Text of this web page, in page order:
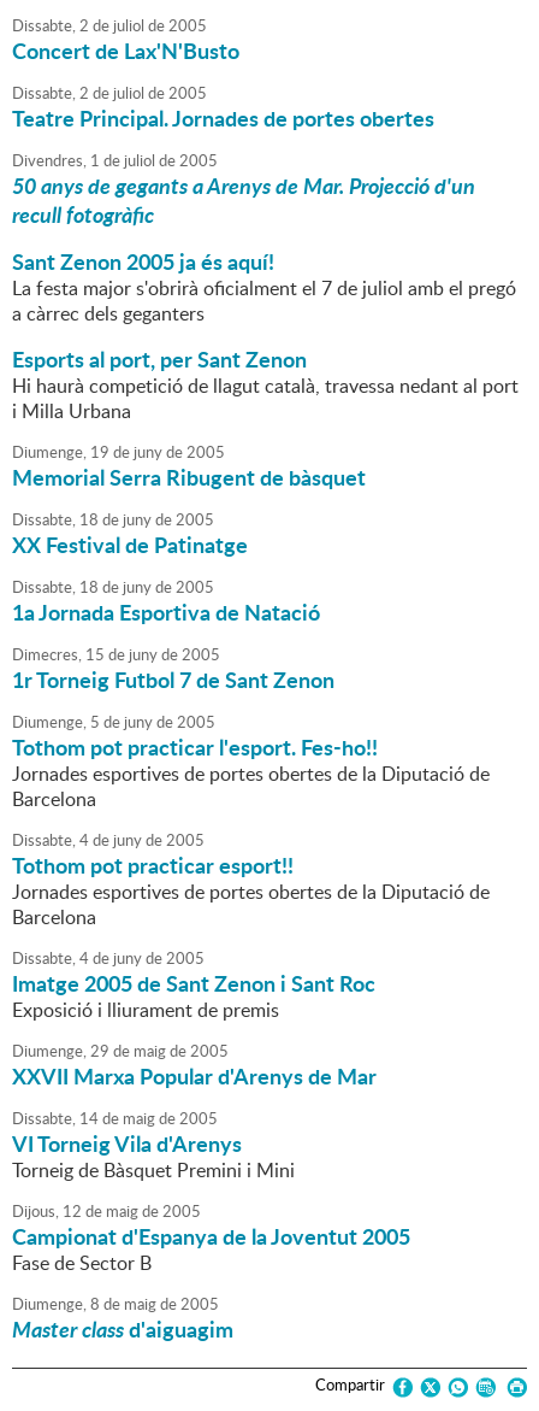
Dissabte,2 de juliol de2005
Concert de Lax'N'Busto
Dissabte,2 de juliol de2005
Teatre Principal. Jornades de portes obertes
Divendres, 1 de juliol de2005
50 anys de gegants a Arenys de Mar. Projecció d'un
recull fotogràfic
Sant Zenon 2005 ja és aquí!
La festa major s'obrirà oficialment el 7 de juliol amb el pregó
a càrrec dels geganters
Esports al port, per Sant Zenon
Hi haurà competició de llagut català, travessa nedant al port
i Milla Urbana
Diumenge, 19 de junyde2005
Memorial Serra Ribugent de bàsquet
Dissabte, 18 de junyde2005
XX Festival de Patinatge
Dissabte, 18 de junyde2005
1a Jornada Esportiva de Natació
Dimecres, 15 de junyde2005
1r Torneig Futbol 7 de Sant Zenon
Diumenge, 5 de junyde2005
Tothom pot practicar l'esport. Fes-ho!!
Jornades esportives de portes obertes de la Diputació de
Barcelona
Dissabte,4de junyde2005
Tothom pot practicar esport!!
Jornades esportives de portes obertes de la Diputació de
Barcelona
Dissabte,4de junyde2005
Imatge 2005 de Sant Zenon i Sant Roc
Exposició i lliurament de premis
Diumenge,29 de maigde2005
XXVII Marxa Popular d'Arenys de Mar
Dissabte, 14de maigde2005
VI Torneig Vila d'Arenys
Torneig de Bàsquet Premini i Mini
Dijous, 12 de maigde2005
Campionat d'Espanya de la Joventut 2005
Fase de Sector B
Diumenge,8 de maigde2005
Master classd'aiguagim
Compartir